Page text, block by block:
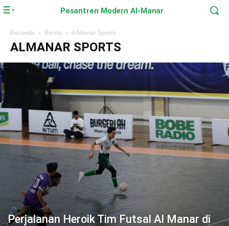
Pesantren Modern Al-Manar
Beranda Berita AlManar Sports
ALMANAR SPORTS
Perjalanan Heroik Tim Futsal Al Manar di